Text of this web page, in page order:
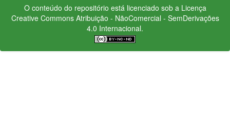
O conteúdo do repositório está licenciado sob a Licença
Creative CommonsAtribuição - NãoComercial - SemDerivações
4.0 Internacional.